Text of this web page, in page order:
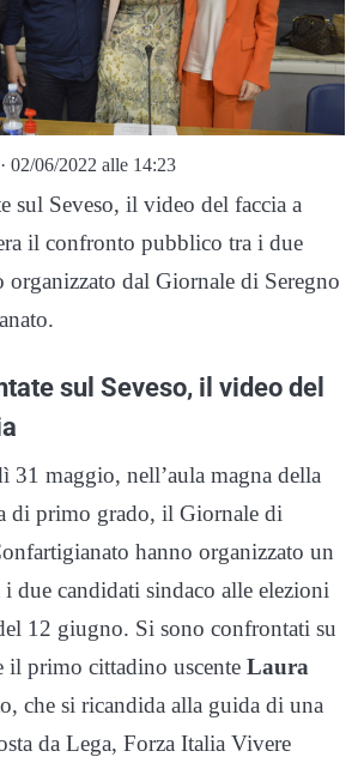
· 02/06/2022 alle 14:23
sul Seveso, il video del faccia a
il confronto pubblico tra i due
organizzato dal Giornale di Seregno
sul Seveso, il video del
31 maggio, nell’aula magna della
di primo grado, il Giornale di
hanno organizzato un
i due candidati sindaco alle elezioni
12 giugno. Si sono confrontati su
il primo cittadino uscente Laura
che si ricandida alla guida di una
da Lega, Forza Italia Vivere